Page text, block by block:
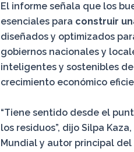
El informe señala que los
esenciales para construir
diseñados y optimizados
gobiernos nacionales y
inteligentes y sostenibles
crecimiento económico
“Tiene sentido desde el
los residuos”, dijo Silpa
Mundial y autor principal